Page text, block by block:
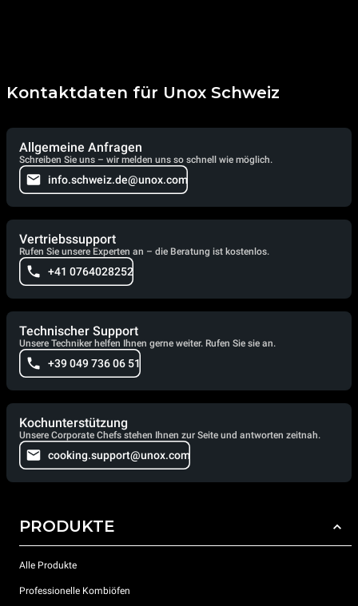
Kontaktdaten für Unox Schweiz
Allgemeine Anfragen
Schreiben Sie uns – wir melden uns so schnell wie möglich.
info.schweiz.de@unox.com
Vertriebssupport
Rufen Sie unsere Experten an – die Beratung ist kostenlos.
+41 0764028252
Technischer Support
Unsere Techniker helfen Ihnen gerne weiter. Rufen Sie sie an.
+39 049 736 06 51
Kochunterstützung
Unsere Corporate Chefs stehen Ihnen zur Seite und antworten zeitnah.
cooking.support@unox.com
PRODUKTE
Alle Produkte
Professionelle Kombiöfen